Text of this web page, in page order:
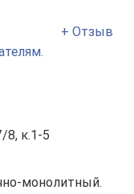
+ Отзыв
8, к.1-5
монолитный.